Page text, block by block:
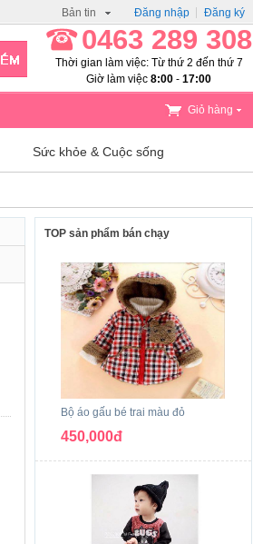
Đăng nhập Đăng ký
Bản tin
0463 289 308
Thời gian làm việc: Từ thứ 2 đến thứ 7
Giờ làm việc 8:00 - 17:00
Giỏ hàng
Sức khỏe & Cuộc sống
TOP sản phẩm bán chạy
Bộ áo gấu bé trai màu đỏ
450,000đ